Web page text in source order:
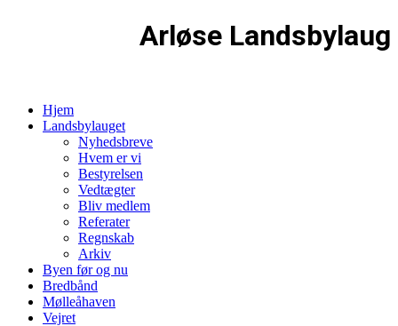
Arløse Landsbylaug
Hjem
Landsbylauget
Nyhedsbreve
Hvem er vi
Bestyrelsen
Vedtægter
Bliv medlem
Referater
Regnskab
Arkiv
Byen før og nu
Bredbånd
Mølleåhaven
Vejret